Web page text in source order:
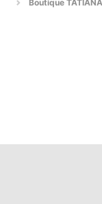
Boutique TATIANA